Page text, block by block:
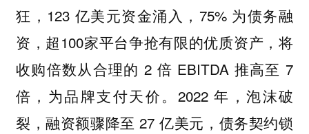
狂，123 亿美元资金涌入，75% 为债务融
资，超100家平台争抢有限的优质资产，将
收购倍数从合理的 2 倍 EBITDA 推高至 7
倍，为品牌支付天价。2022 年，泡沫破
裂，融资额骤降至 27 亿美元，债务契约锁